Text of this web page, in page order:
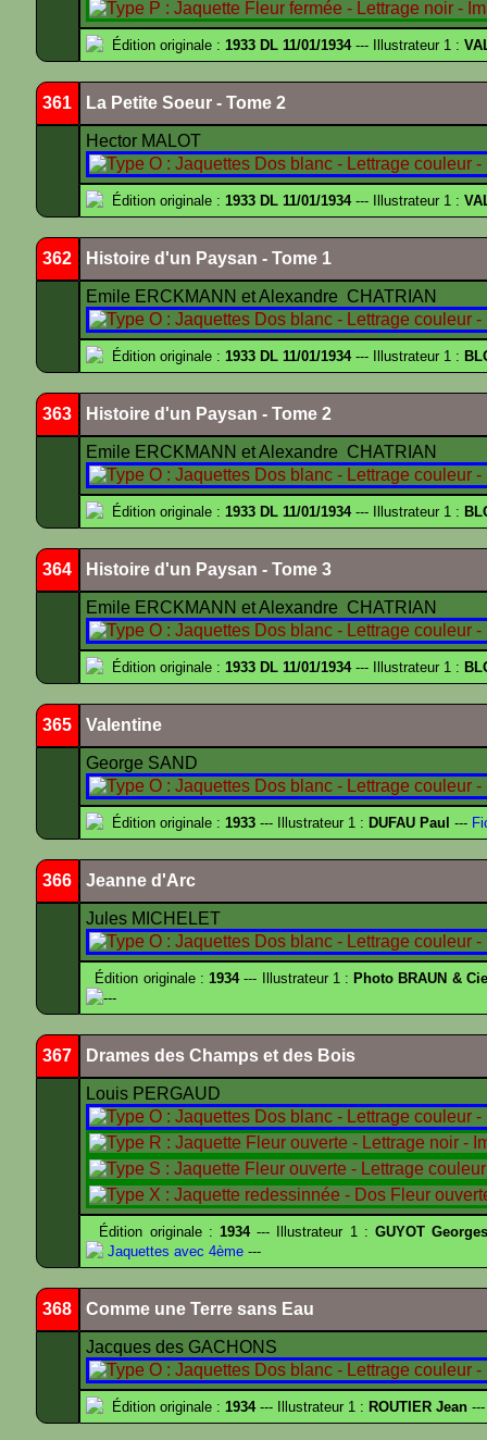
Édition originale : 1933 DL 11/01/1934--- Illustrateur 1 :
361 La Petite Soeur - Tome 2
Hector MALOT
Édition originale : 1933 DL 11/01/1934--- Illustrateur 1 :
362 Histoire d'un Paysan - Tome 1
Emile ERCKMANN et Alexandre CHATRIAN
Édition originale : 1933 DL 11/01/1934--- Illustrateur 1 :
363 Histoire d'un Paysan - Tome 2
Emile ERCKMANN et Alexandre CHATRIAN
Édition originale : 1933 DL 11/01/1934--- Illustrateur 1 :
364 Histoire d'un Paysan - Tome 3
Emile ERCKMANN et Alexandre CHATRIAN
Édition originale : 1933 DL 11/01/1934--- Illustrateur 1 :
365 Valentine
George SAND
Édition originale : 1933 --- Illustrateur 1 : DUFAU Paul ---
366 Jeanne d'Arc
Jules MICHELET
Édition originale :1934--- Illustrateur 1 : Photo BRAUN &
---
367 Drames des Champs et des Bois
Louis PERGAUD
Édition originale : 1934--- Illustrateur 1 : GUYOT
Jaquettes avec 4ème ---
368 Comme une Terre sans Eau
Jacques des GACHONS
Édition originale : 1934--- Illustrateur 1 : ROUTIER Jean ---